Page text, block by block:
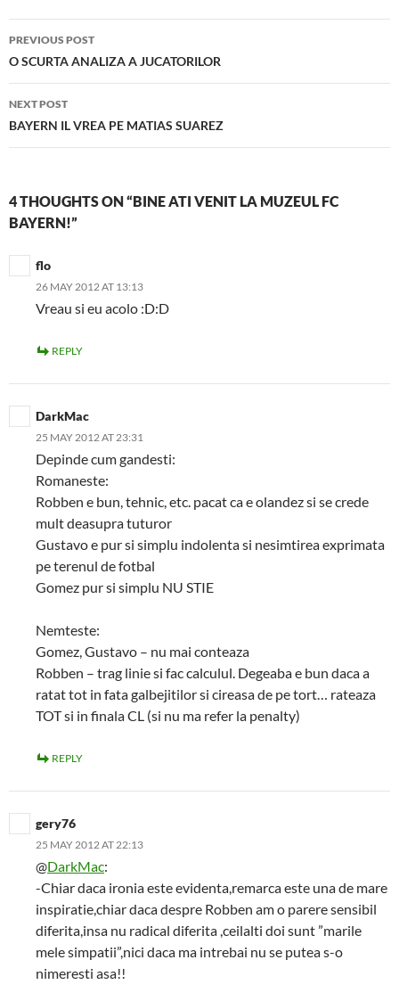
Post
navigation
PREVIOUS POST
O SCURTA ANALIZA A JUCATORILOR
NEXT POST
BAYERN IL VREA PE MATIAS SUAREZ
4 THOUGHTS ON “BINE ATI VENIT LA MUZEUL FC
BAYERN!”
flo
26 MAY 2012 AT 13:13
Vreau si eu acolo :D:D
REPLY
DarkMac
25 MAY 2012 AT 23:31
Depinde cum gandesti:
Romaneste:
Robben e bun, tehnic, etc. pacat ca e olandez si se crede
mult deasupra tuturor
Gustavo e pur si simplu indolenta si nesimtirea exprimata
pe terenul de fotbal
Gomez pur si simplu NU STIE
Nemteste:
Gomez, Gustavo – nu mai conteaza
Robben – trag linie si fac calculul. Degeaba e bun daca a
ratat tot in fata galbejitilor si cireasa de pe tort… rateaza
TOT si in finala CL (si nu ma refer la penalty)
REPLY
gery76
25 MAY 2012 AT 22:13
@DarkMac:
-Chiar daca ironia este evidenta,remarca este una de mare
inspiratie,chiar daca despre Robben am o parere sensibil
diferita,insa nu radical diferita ,ceilalti doi sunt ”marile
mele simpatii”,nici daca ma intrebai nu se putea s-o
nimeresti asa!!